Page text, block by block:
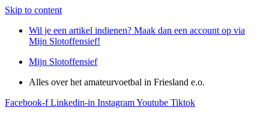
Skip to content
Wil je een artikel indienen? Maak dan een account op via
Mijn Slotoffensief!
Mijn Slotoffensief
Alles over het amateurvoetbal in Friesland e.o.
Facebook-f Linkedin-in InstagramYoutube Tiktok